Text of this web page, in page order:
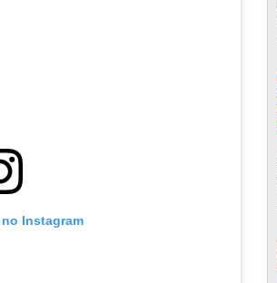
Instagram